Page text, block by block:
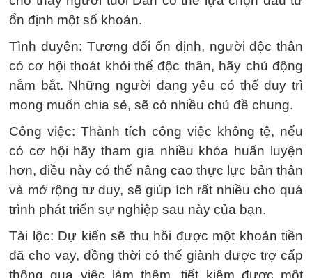
ổn định một số khoản.
Tình duyên: Tương đối ổn định, người độc thân
có cơ hội thoát khỏi thế độc thân, hãy chủ động
nắm bắt. Những người đang yêu có thể duy trì
mong muốn chia sẻ, sẽ có nhiều chủ đề chung.
Công việc: Thành tích công việc không tệ, nếu
có cơ hội hãy tham gia nhiều khóa huấn luyện
hơn, điều này có thể nâng cao thực lực bản thân
và mở rộng tư duy, sẽ giúp ích rất nhiều cho quá
trình phát triển sự nghiệp sau này của bạn.
Tài lộc: Dự kiến ​​sẽ thu hồi được một khoản tiền
đã cho vay, đồng thời có thể giành được trợ cấp
thông qua việc làm thêm, tiết kiệm được một